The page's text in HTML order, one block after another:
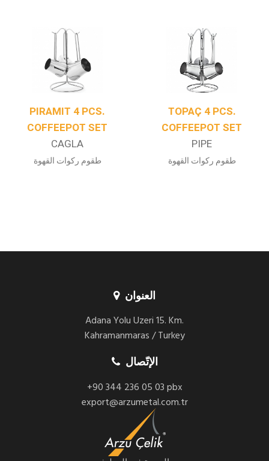
TOPAÇ 4 PCS.
COFFEEPOT SET
طقوم ركوات القهوة
JUMBO 4 PCS.
COFFEEPOT
طقوم ركوات القهوة
العنوان
Adana Yolu Uzeri 15. Km.
Kahramanmaras / Turkey
الإتّصال
+90 344 236 05 03 pbx
export@arzumetal.com.tr